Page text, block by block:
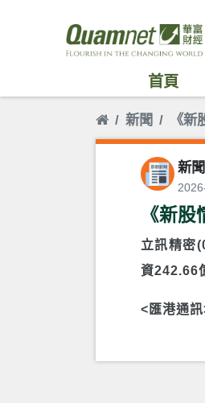
首頁
新聞 《
新聞
《新
立訊精密
資242.66
<匯港通訊